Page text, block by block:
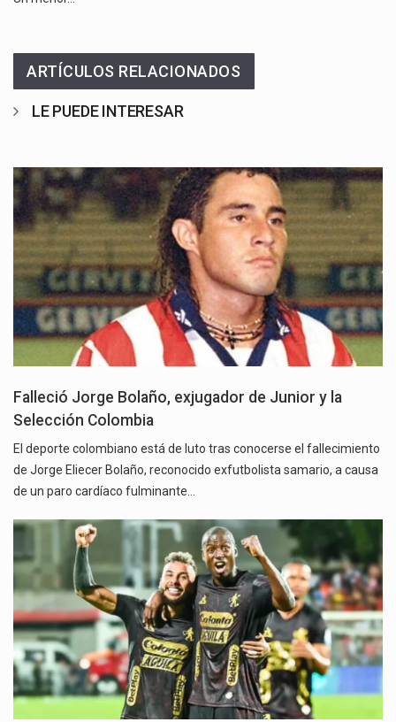
ARTÍCULOS RELACIONADOS
LE PUEDE INTERESAR
Falleció Jorge Bolaño, exjugador de Junior y la
Selección Colombia
El deporte colombiano está de luto tras conocerse el fallecimiento
de Jorge Eliecer Bolaño, reconocido exfutbolista samario, a causa
de un paro cardíaco fulminante…